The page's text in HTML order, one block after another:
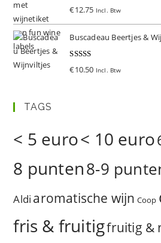
Gewaardeer
€12.75 Incl. Btw
Buscadeau Beertjes &
Gewaardeer
€10.50 Incl. Btw
TAGS
< 5 euro< 10 euro
8 punten8-9
Aldi aromatische wijn Coop
fris & fruitigfruitig &